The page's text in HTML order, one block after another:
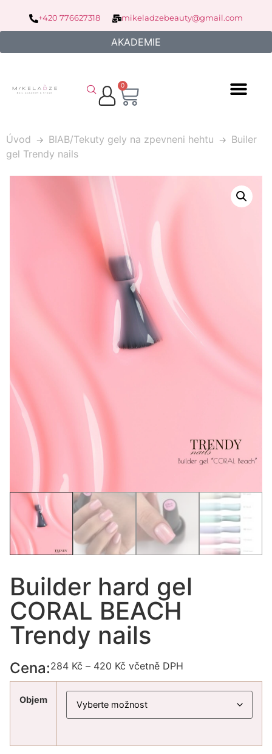
+420 776627318 mikeladzebeauty@gmail.com
AKADEMIE
0
Úvod BIAB/Tekuty gely na zpevneni hehtu
Builer
gel Trendy nails
Builder hard gel
CORAL BEACH
Trendy nails
Cena:284 Kč – 420 Kč včetně DPH
Objem